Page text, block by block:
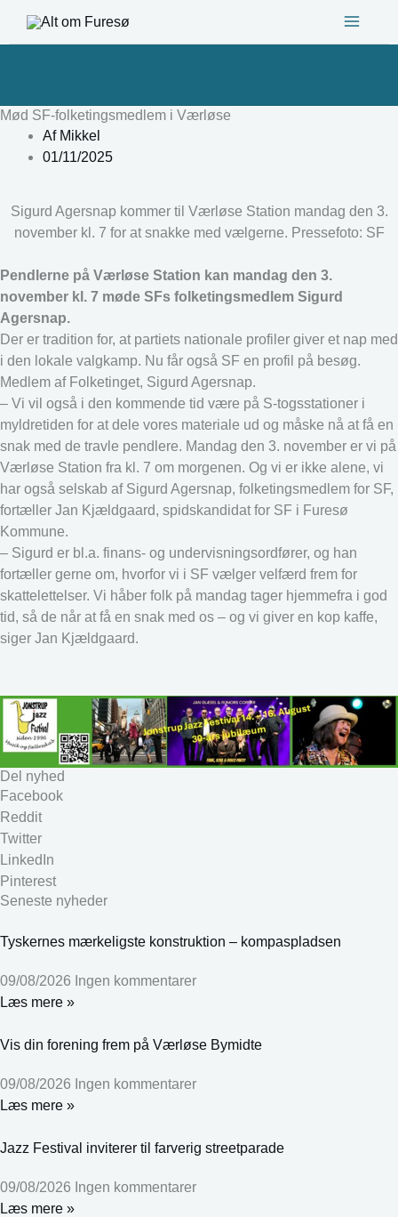
Mød SF-folketingsmedlem i Værløse
AfMikkel
01/11/2025
Sigurd Agersnap kommer til Værløse Station mandag den 3.
november kl. 7 for at snakke med vælgerne. Pressefoto: SF
Pendlerne på Værløse Station kan mandag den 3.
november kl. 7 møde SFs folketingsmedlem Sigurd
Agersnap.
Der er tradition for, at partiets nationale profiler giver et nap med
i den lokale valgkamp. Nu får også SF en profil på besøg.
Medlem af Folketinget, Sigurd Agersnap.
– Vi vil også i den kommende tid være på S-togsstationer i
myldretiden for at dele vores materiale ud og måske nå at få en
snak med de travle pendlere. Mandag den 3. november er vi på
Værløse Station fra kl. 7 om morgenen. Og vi er ikke alene, vi
har også selskab af Sigurd Agersnap, folketingsmedlem for SF,
fortæller Jan Kjældgaard, spidskandidat for SF i Furesø
Kommune.
– Sigurd er bl.a. finans- og undervisningsordfører, og han
fortæller gerne om, hvorfor vi i SF vælger velfærd frem for
skattelettelser. Vi håber folk på mandag tager hjemmefra i god
tid, så de når at få en snak med os – og vi giver en kop kaffe,
siger Jan Kjældgaard.
Del nyhed
Facebook
Reddit
Twitter
LinkedIn
Pinterest
Seneste nyheder
Tyskernes mærkeligste konstruktion – kompaspladsen
09/08/2026 Ingen kommentarer
Læs mere »
Vis din forening frem på Værløse Bymidte
09/08/2026 Ingen kommentarer
Læs mere »
Jazz Festival inviterer til farverig streetparade
09/08/2026 Ingen kommentarer
Læs mere »